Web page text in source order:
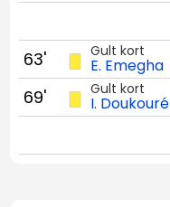
Gult kort
E. Emegha
63'
Gult kort
I. Doukouré
69'